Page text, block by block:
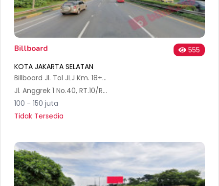
Billboard
555
KOTA JAKARTA SELATAN
Billboard Jl. Tol JLJ Km. 18+000 Pondok Pinang B - Jakarta Selatan
Jl. Anggrek 1 No.40, RT.10/RW.3, Bintaro, Kec. Pesanggrahan, Kota Jakarta Selatan, Daerah Khusus Ibukota Jakarta 12330, Indonesia
100 - 150 juta
Tidak Tersedia